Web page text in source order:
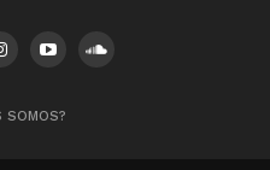
SOMOS?